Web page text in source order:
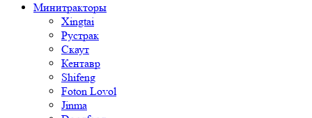
Минитракторы
Xingtai
Рустрак
Скаут
Кентавр
Shifeng
Foton Lovol
Jinma